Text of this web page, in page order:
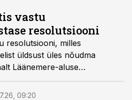
vastu
resolutsiooni
milles
üldsust üles nõudma
kuni pole selge selle
09:20